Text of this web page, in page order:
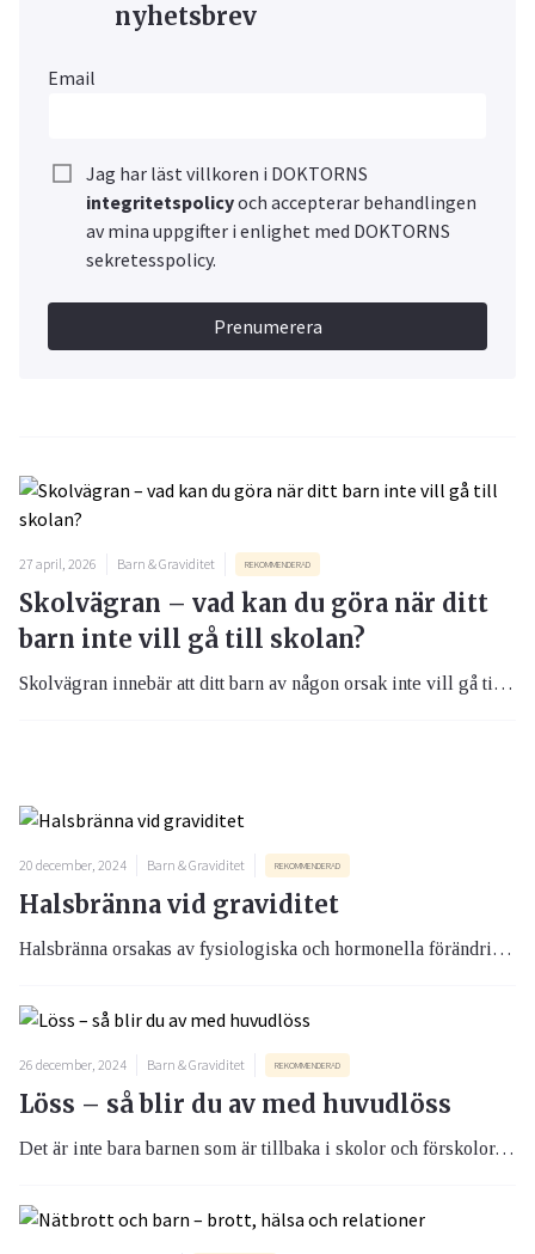
nyhetsbrev
Email
Jag har läst villkoren i DOKTORNS
integritetspolicyoch accepterar behandlingen
av mina uppgifter i enlighet med DOKTORNS
sekretesspolicy.
Prenumerera
27 april, 2026 Barn & Graviditet REKOMMENDERAD
Skolvägran – vad kan du göra när ditt
barn inte vill gå till skolan?
Skolvägran innebär att ditt barn av någon orsak inte vill gå till skolan. Det är inte samma sak som att skolka, och det kan behövas insatser både från skolan och dig som förälder för att lösa det. Ibland behöver vården också kopplas in för att komma åt de underliggande orsakerna. Skolvägran är inte en medicinsk diagnos, men ibland kan medicinska förklaringsmodeller finnas med som en del av problematiken.
20 december, 2024 Barn & Graviditet REKOMMENDERAD
Halsbränna vid graviditet
Halsbränna orsakas av fysiologiska och hormonella förändringar i kroppen, exempelvis under en graviditet eller vid stress.
26 december, 2024 Barn & Graviditet REKOMMENDERAD
Löss – så blir du av med huvudlöss
Det är inte bara barnen som är tillbaka i skolor och förskolor, även lössen frodas när vi åter hamnar i större folksamlingar. Löss är inget att skämmas för. Däremot är det viktigt att ta tag i det på en gång och även informera omgivningen.